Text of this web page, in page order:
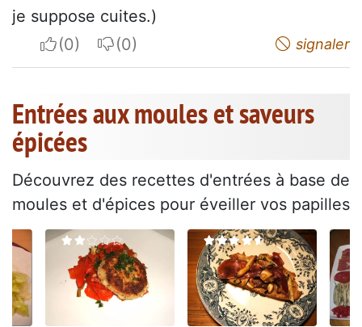
je suppose cuites.)
I apreciateI do not appreciate signaler
Entrées aux moules et saveurs
épicées
Découvrez des recettes d'entrées à base de
moules et d'épices pour éveiller vos papilles